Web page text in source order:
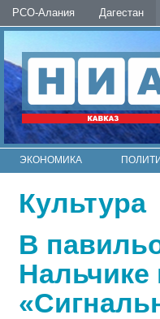
РСО-Алания Дагестан
ЭКОНОМИКА
Культура
В
Нальчике